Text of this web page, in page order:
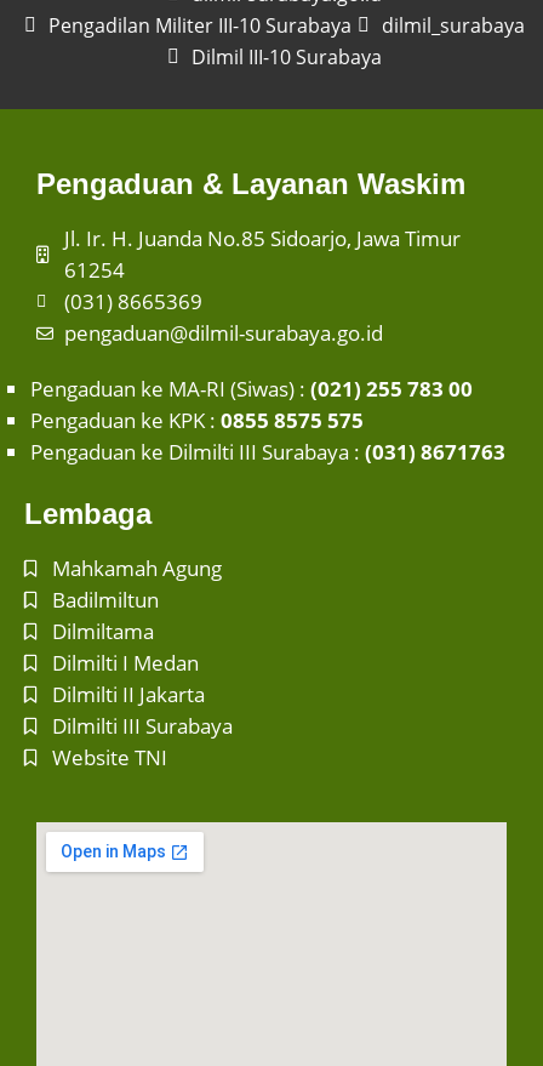
Pengadilan Militer III-10 Surabaya
dilmil_surabaya
Dilmil III-10 Surabaya
Pengaduan & Layanan Waskim
Jl. Ir. H. Juanda No.85 Sidoarjo, Jawa Timur
61254
(031) 8665369
pengaduan@dilmil-surabaya.go.id
Pengaduan ke MA-RI (Siwas) : (021) 255 783 00
Pengaduan ke KPK : 0855 8575 575
Pengaduan ke Dilmilti III Surabaya : (031) 8671763
Lembaga
Mahkamah Agung
Badilmiltun
Dilmiltama
Dilmilti I Medan
Dilmilti II Jakarta
Dilmilti III Surabaya
Website TNI